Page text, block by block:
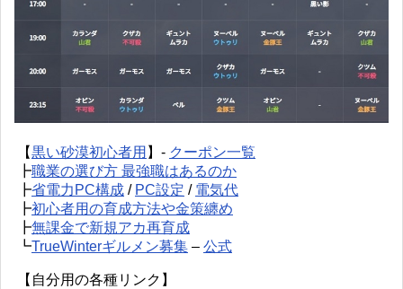
【黒い砂漠初心者用 】- クーポン一覧
┣職業の選び方 最強職はあるのか
┣省電力PC構成 / PC設定 / 電気代
┣初心者用の育成方法や金策纏め
┣無課金で新規アカ再育成
┗TrueWinterギルメン募集 – 公式
【自分用の各種リンク】